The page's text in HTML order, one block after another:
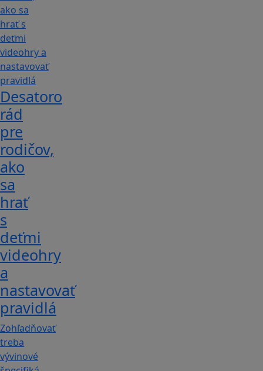
Desatoro
rád
pre
rodičov,
ako
sa
hrať
s
deťmi
videohry
a
nastavovať
pravidlá
Zohľadňovať
treba
vývinové